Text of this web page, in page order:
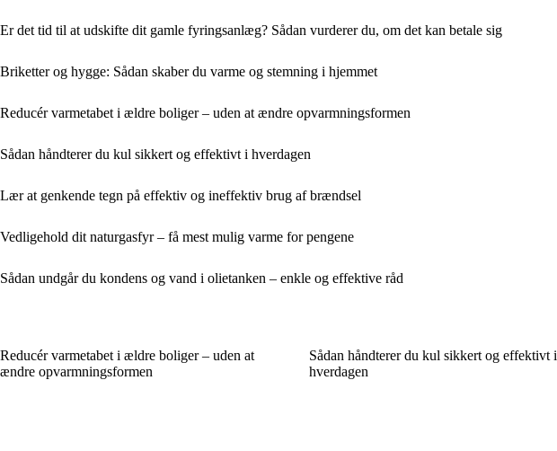
Er det tid til at udskifte dit gamle fyringsanlæg? Sådan vurderer du, om det kan betale sig
Briketter og hygge: Sådan skaber du varme og stemning i hjemmet
Reducér varmetabet i ældre boliger – uden at ændre opvarmningsformen
Sådan håndterer du kul sikkert og effektivt i hverdagen
Lær at genkende tegn på effektiv og ineffektiv brug af brændsel
Vedligehold dit naturgasfyr – få mest mulig varme for pengene
Sådan undgår du kondens og vand i olietanken – enkle og effektive råd
Reducér varmetabet i ældre boliger – uden at
ændre opvarmningsformen
Sådan håndterer du kul sikkert og effektivt i
hverdagen